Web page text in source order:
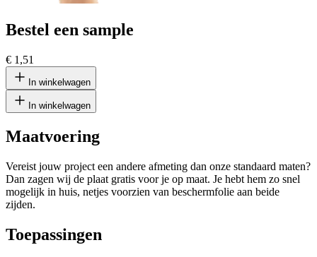
Bestel een sample
€ 1,51
In winkelwagen
In winkelwagen
Maatvoering
Vereist jouw project een andere afmeting dan onze standaard maten?
Dan zagen wij de plaat gratis voor je op maat. Je hebt hem zo snel
mogelijk in huis, netjes voorzien van beschermfolie aan beide
zijden.
Toepassingen